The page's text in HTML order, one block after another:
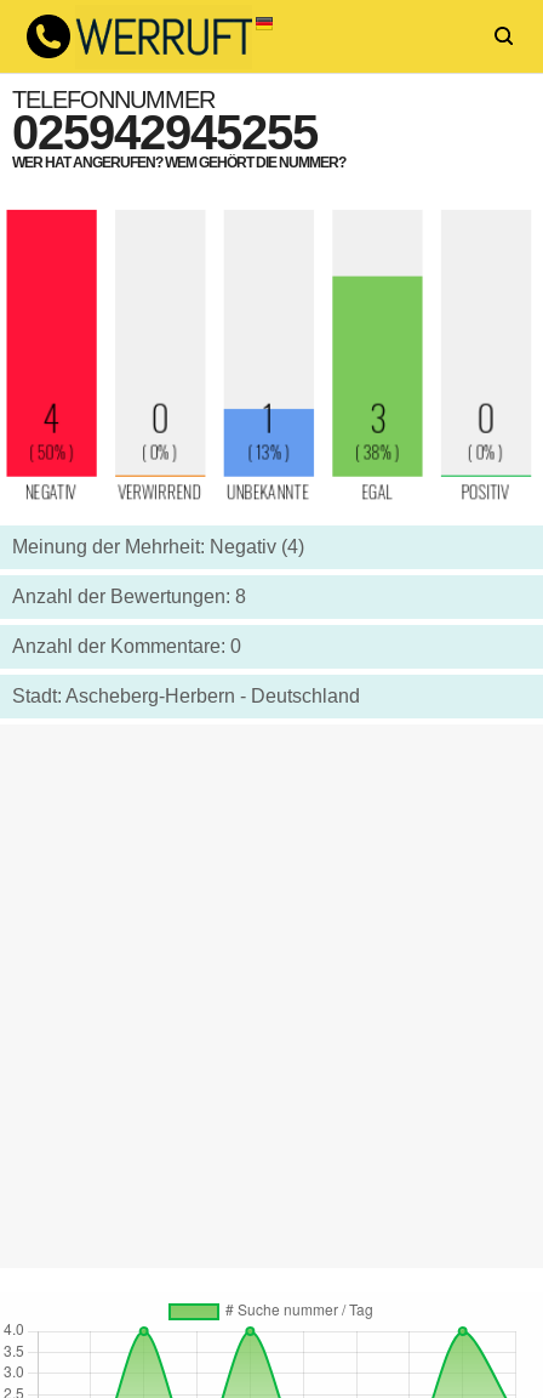
TELEFONNUMMER
025942945255
WER HAT ANGERUFEN? WEM GEHÖRT DIE NUMMER?
Meinung der Mehrheit: Negativ (4)
Anzahl der Bewertungen: 8
Anzahl der Kommentare: 0
Stadt: Ascheberg-Herbern - Deutschland